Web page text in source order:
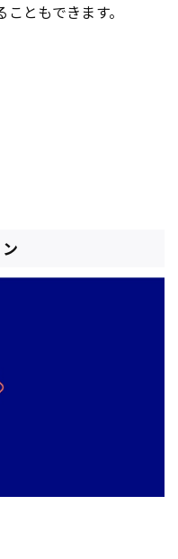
こともできます。